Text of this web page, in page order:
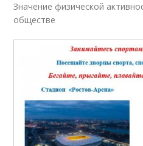
Значение физической
обществе